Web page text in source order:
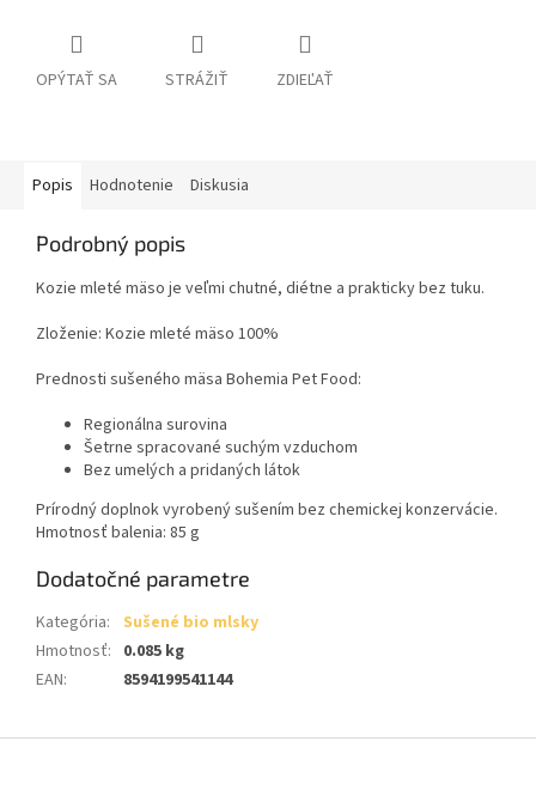
OPÝTAŤ SA STRÁŽIŤ ZDIEĽAŤ
Popis Hodnotenie Diskusia
Podrobný popis
Kozie mleté mäso je veľmi chutné, diétne a prakticky bez tuku.
Zloženie: Kozie mleté mäso 100%
Prednosti sušeného mäsa Bohemia Pet Food:
Regionálna surovina
Šetrne spracované suchým vzduchom
Bez umelých a pridaných látok
Prírodný doplnok vyrobený sušením bez chemickej konzervácie.
Hmotnosť balenia: 85 g
Dodatočné parametre
Kategória:
Sušené bio mlsky
Hmotnosť: 0.085 kg
EAN: 8594199541144